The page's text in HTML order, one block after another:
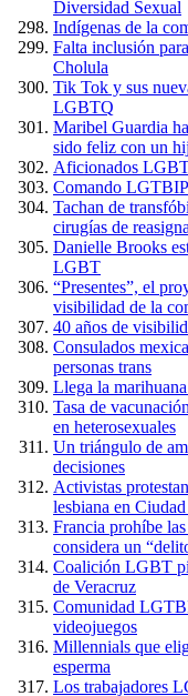
Diversidad Sexual
Indígenas de la
Falta inclusión
Cholula
Tik Tok y sus
LGBTQ
Maribel Guardia
sido feliz con un
Aficionados
Comando
Tachan de
cirugías de
Danielle Brooks
LGBT
“Presentes”, el
visibilidad de la
40 años de
Consulados
personas trans
Llega la
Tasa de
en heterosexuales
Un triángulo de
decisiones
Activistas
lesbiana en
Francia prohíbe
considera un
Coalición LGBT
de Veracruz
Comunidad
videojuegos
Millennials que
esperma
Los trabajadores